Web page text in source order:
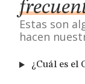
Estas son
hacen
¿Cuál es el